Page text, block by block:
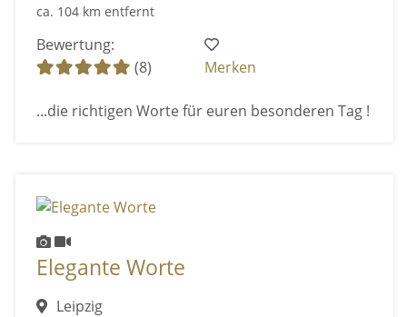
ca. 104 km entfernt
Bewertung:
(8)
Merken
...die richtigen Worte für euren besonderen Tag !
Elegante Worte
Leipzig